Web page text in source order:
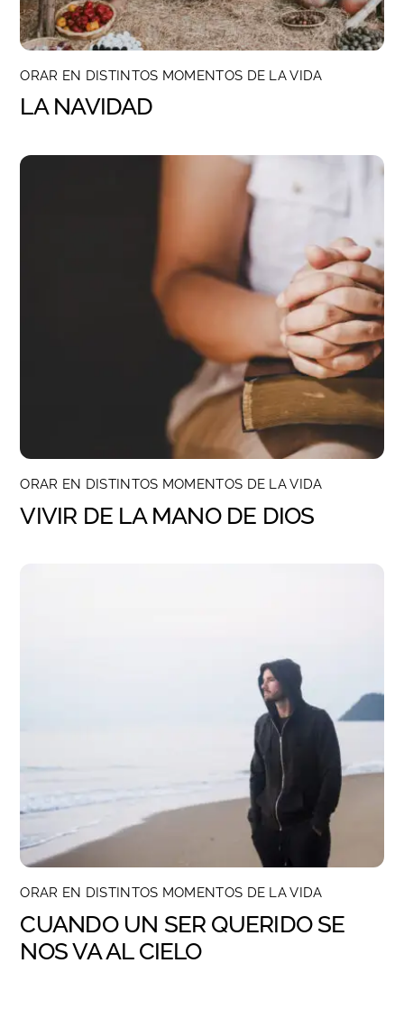
ORAR EN DISTINTOS MOMENTOS DE LA VIDA
LA NAVIDAD
ORAR EN DISTINTOS MOMENTOS DE LA VIDA
VIVIR DE LA MANO DE DIOS
ORAR EN DISTINTOS MOMENTOS DE LA VIDA
CUANDO UN SER QUERIDO SE
NOS VA AL CIELO